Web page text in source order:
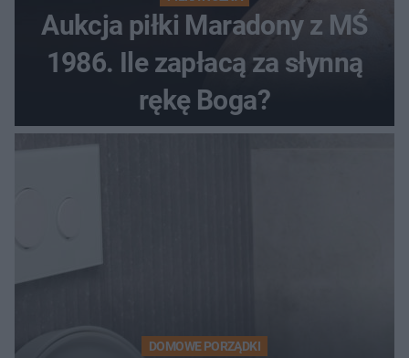
Aukcja piłki Maradony z MŚ
1986. Ile zapłacą za słynną
rękę Boga?
DOMOWE PORZĄDKI